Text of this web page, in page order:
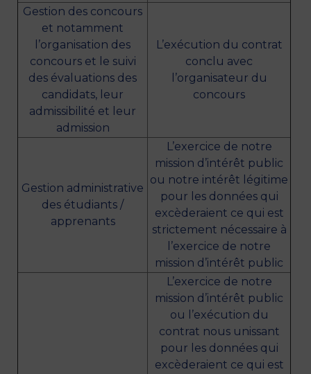
Gestion des concours
et notamment
l’organisation des
concours et le suivi
des évaluations des
candidats, leur
admissibilité et leur
admission
L’exécution du contrat
conclu avec
l’organisateur du
concours
Gestion administrative
des étudiants /
apprenants
L’exercice de notre
mission d’intérêt public
ou notre intérêt légitime
pour les données qui
excèderaient ce qui est
strictement nécessaire à
l’exercice de notre
mission d’intérêt public
L’exercice de notre
mission d’intérêt public
ou l’exécution du
contrat nous unissant
pour les données qui
excèderaient ce qui est